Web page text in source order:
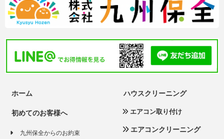
ホーム
初めてのお客様へ
九州保全からのお約束
ハウスクリーニング
エアコン取り付け
エアコンクリーニング